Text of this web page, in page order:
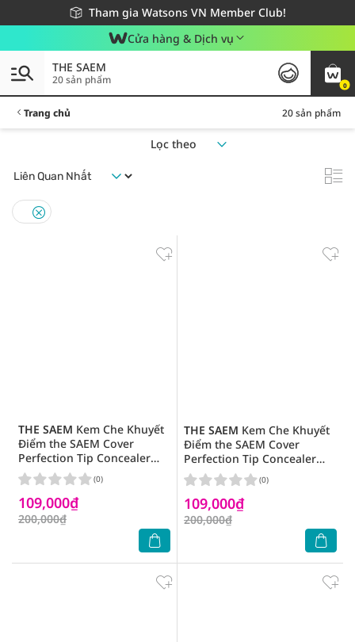
Tham gia Watsons VN Member Club!
Miễn phí giao hàng cho đơn hàng từ 249,000Đ
Giao hàng nhanh 24h - Áp dụng khu vực TP. Hồ Chí Minh
Cửa hàng & Dịch vụ
0
THE SAEM
20 sản phẩm
Trang chủ 20 sản phẩm
Lọc theo
THE SAEM Kem Che Khuyết
Điểm the SAEM Cover
Perfection Tip Concealer
6.5g .#Peach Beige
109,000₫
200,000₫
(0)
THE SAEM Kem Che Khuyết
Điểm the SAEM Cover
Perfection Tip Concealer
6.5g .#Green Beige
109,000₫
200,000₫
(0)